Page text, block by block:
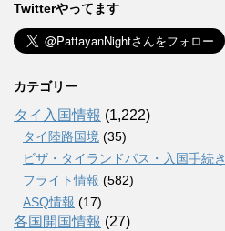
Twitterやってます
カテゴリー
タイ入国情報 (1,222)
タイ陸路国境 (35)
ビザ・タイランドパス・入国手続き
フライト情報 (582)
ASQ情報 (17)
各国開国情報 (27)